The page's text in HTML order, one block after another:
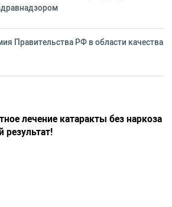
Правительства РФ в области качества
лечение катаракты без наркоза
результат!